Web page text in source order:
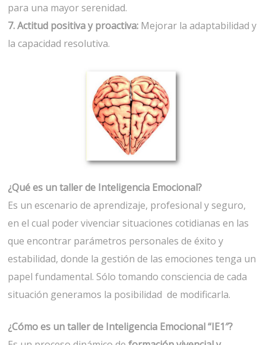
para una mayor serenidad.
7. Actitud positiva y proactiva: Mejorar la adaptabilidad y
la capacidad resolutiva.
¿Qué es un taller de Inteligencia Emocional?
Es un escenario de aprendizaje, profesional y seguro,
en el cual poder vivenciar situaciones cotidianas en las
que encontrar parámetros personales de éxito y
estabilidad, donde la gestión de las emociones tenga un
papel fundamental. Sólo tomando consciencia de cada
situación generamos la posibilidad de modificarla.
¿Cómo es un taller de Inteligencia Emocional “IE1″?